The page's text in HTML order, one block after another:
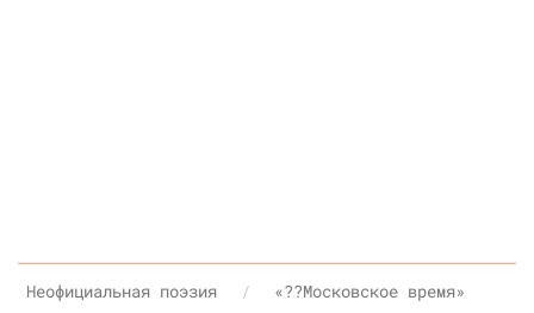
Неофициальная поэзия «??Московское время»